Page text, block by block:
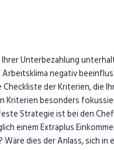
Unterbezahlung
negativ
der Kriterien, die
besonders
Strategie ist bei den
einem Extraplus
dies der Anlass, sich in